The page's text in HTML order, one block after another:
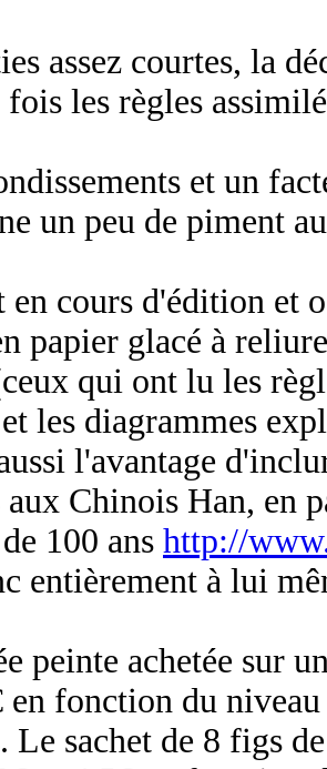
assez courtes, la
les règles
et un
un peu de piment
en cours d'édition et
papier glacé à
qui ont lu les
les diagrammes
l'avantage
aux Chinois Han, en
100 ans http://
entièrement à lui
peinte achetée sur
en fonction du
Le sachet de 8 figs